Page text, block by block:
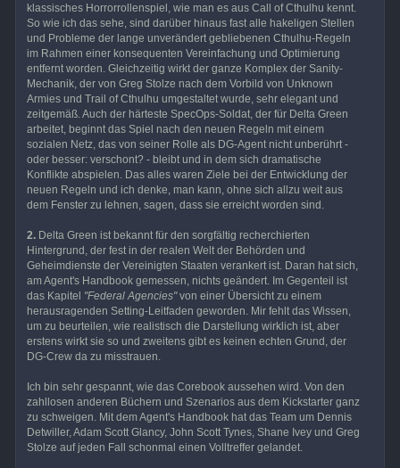
klassisches Horrorrollenspiel, wie man es aus Call of Cthulhu kennt.
So wie ich das sehe, sind darüber hinaus fast alle hakeligen Stellen
und Probleme der lange unverändert gebliebenen Cthulhu-Regeln
im Rahmen einer konsequenten Vereinfachung und Optimierung
entfernt worden. Gleichzeitig wirkt der ganze Komplex der Sanity-
Mechanik, der von Greg Stolze nach dem Vorbild von Unknown
Armies und Trail of Cthulhu umgestaltet wurde, sehr elegant und
zeitgemäß. Auch der härteste SpecOps-Soldat, der für Delta Green
arbeitet, beginnt das Spiel nach den neuen Regeln mit einem
sozialen Netz, das von seiner Rolle als DG-Agent nicht unberührt -
oder besser: verschont? - bleibt und in dem sich dramatische
Konflikte abspielen. Das alles waren Ziele bei der Entwicklung der
neuen Regeln und ich denke, man kann, ohne sich allzu weit aus
dem Fenster zu lehnen, sagen, dass sie erreicht worden sind.
2. Delta Green ist bekannt für den sorgfältig recherchierten
Hintergrund, der fest in der realen Welt der Behörden und
Geheimdienste der Vereinigten Staaten verankert ist. Daran hat sich,
am Agent's Handbook gemessen, nichts geändert. Im Gegenteil ist
das Kapitel "Federal Agencies"von einer Übersicht zu einem
herausragenden Setting-Leitfaden geworden. Mir fehlt das Wissen,
um zu beurteilen, wie realistisch die Darstellung wirklich ist, aber
erstens wirkt sie so und zweitens gibt es keinen echten Grund, der
DG-Crew da zu misstrauen.
Ich bin sehr gespannt, wie das Corebook aussehen wird. Von den
zahllosen anderen Büchern und Szenarios aus dem Kickstarter ganz
zu schweigen. Mit dem Agent's Handbook hat das Team um Dennis
Detwiller, Adam Scott Glancy, John Scott Tynes, Shane Ivey und Greg
Stolze auf jeden Fall schonmal einen Volltreffer gelandet.